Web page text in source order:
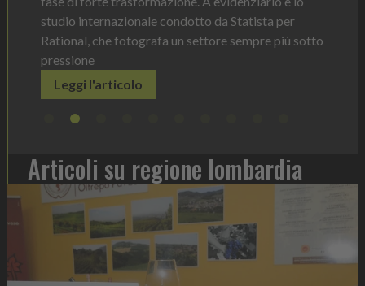
da Statista per
settore sempre più sotto
Articoli su regione lombardia